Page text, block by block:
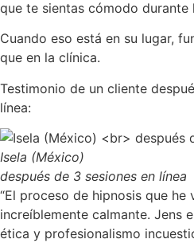
que te sientas cómodo durante
Cuando eso está en su lugar,
que en la clínica.
Testimonio de un cliente
línea:
Isela (México)
después de 3 sesiones en línea
“El proceso de hipnosis que he
increíblemente calmante. Jens
ética y profesionalismo